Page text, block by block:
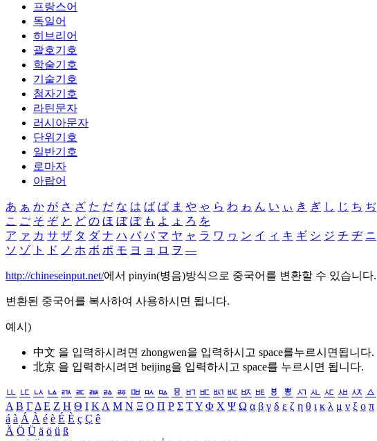
프랑스어
독일어
히브리어
괄호기호
학술기호
기술기호
첨자기호
라틴문자
러시아문자
단위기호
일반기호
로마자
아랍어
あ ぁ か が さ ざ た だ な は ば ぱ ま や ゃ ら わ ゎ ん い ぃ き ぎ し じ ち ぢ
こ ご そ ぞ と ど の ほ ぼ ぽ も よ ょ ろ を
ア ァ カ サ ザ タ ダ ナ ハ バ パ マ ヤ ャ ラ ワ ヮ ン イ ィ キ ギ シ ジ チ ヂ ニ
ソ ゾ ト ド ノ ホ ボ ポ モ ヨ ョ ロ ヲ ―
http://chineseinput.net/에서 pinyin(병음)방식으로 중국어를 변환할 수 있습니다.
변환된 중국어를 복사하여 사용하시면 됩니다.
예시)
中文 을 입력하시려면 zhongwen을 입력하시고 space를누르시면됩니다.
北京 을 입력하시려면 beijing을 입력하시고 space를 누르시면 됩니다.
ㅥ ㅦ ㅧ ㅨ ㅩ ㅪ ㅫ ㅬ ㅭ ㅮ ㅯ ㅰ ㅱ ㅲ ㅳ ㅴ ㅵ ㅶ ㅷ ㅸ ㅹ ㅺ ㅻ ㅼ ㅽ ㅾ ㅿ
Α Β ΓΔ Ε Ζ Η Θ Ι ΚΛ Μ Ν Ξ Ο Π Ρ Σ ΤΥ Φ Χ Ψ Ω α β γ δ ε ζ η θ ι κ λ μ ν ξ ο π
á à Á À é è É È ç Ç ê
Ä Ö Ü ä ö ü ß